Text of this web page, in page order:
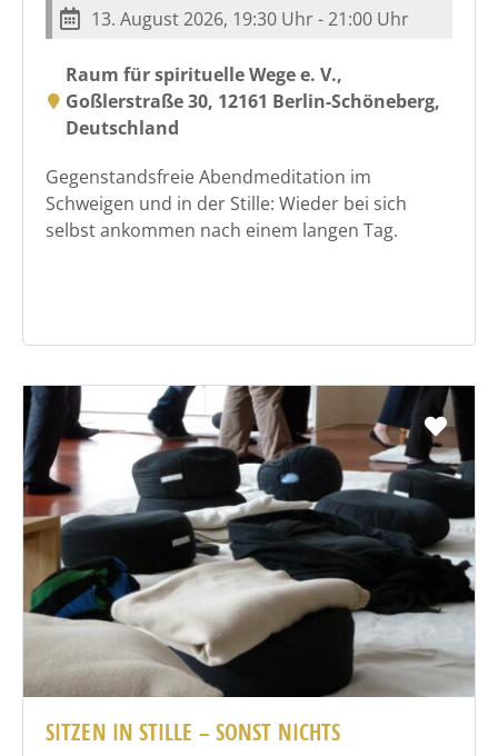
13. August 2026, 19:30 Uhr - 21:00 Uhr
Raum für spirituelle Wege e. V.,
Goßlerstraße 30, 12161 Berlin-Schöneberg,
Deutschland
Gegenstandsfreie Abendmeditation im
Schweigen und in der Stille: Wieder bei sich
selbst ankommen nach einem langen Tag.
SITZEN IN STILLE – SONST NICHTS